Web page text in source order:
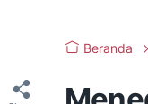
Beranda